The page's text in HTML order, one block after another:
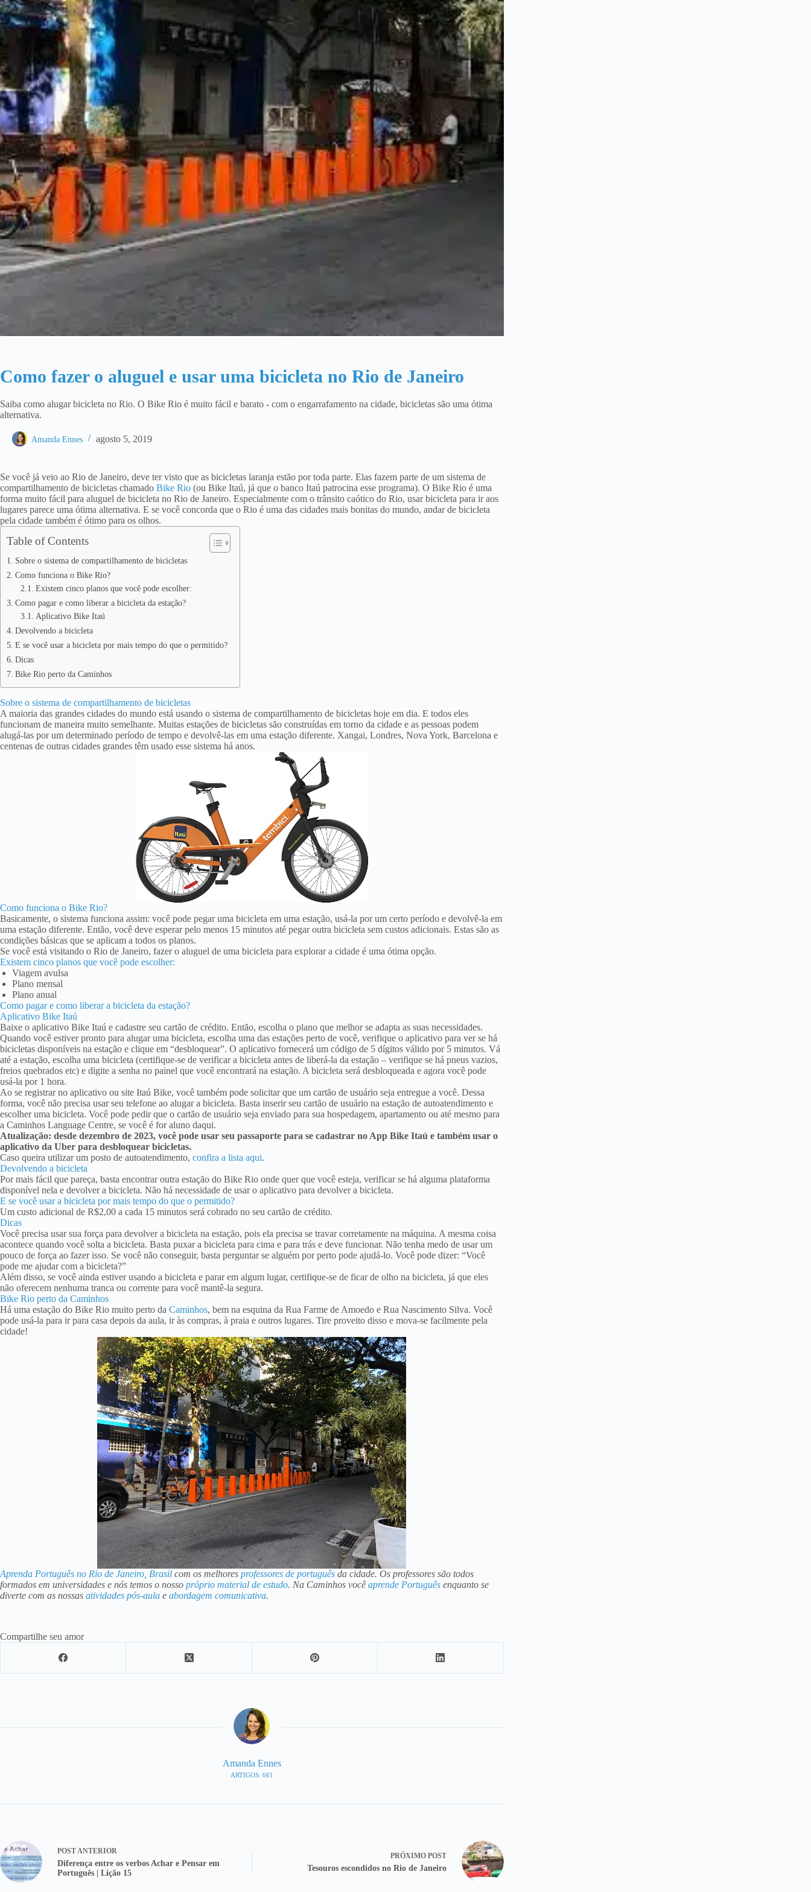
Como fazer o aluguel e usar uma bicicleta no Rio de Janeiro
Saiba como alugar bicicleta no Rio. O Bike Rio é muito fácil e barato - com o engarrafamento na cidade, bicicletas são uma ótima
alternativa.
Amanda Ennes agosto 5, 2019
Se você já veio ao Rio de Janeiro, deve ter visto que as bicicletas laranja estão por toda parte. Elas fazem parte de um sistema de
compartilhamento de bicicletas chamado Bike Rio (ou Bike Itaú, já que o banco Itaú patrocina esse programa). O Bike Rio é uma
forma muito fácil para aluguel de bicicleta no Rio de Janeiro. Especialmente com o trânsito caótico do Rio, usar bicicleta para ir aos
lugares parece uma ótima alternativa. E se você concorda que o Rio é uma das cidades mais bonitas do mundo, andar de bicicleta
pela cidade também é ótimo para os olhos.
Table of Contents
Sobre o sistema de compartilhamento de bicicletas
Como funciona o Bike Rio?
Existem cinco planos que você pode escolher:
Como pagar e como liberar a bicicleta da estação?
Aplicativo Bike Itaú
Devolvendo a bicicleta
E se você usar a bicicleta por mais tempo do que o permitido?
Dicas
Bike Rio perto da Caminhos
Sobre o sistema de compartilhamento de bicicletas
A maioria das grandes cidades do mundo está usando o sistema de compartilhamento de bicicletas hoje em dia. E todos eles
funcionam de maneira muito semelhante. Muitas estações de bicicletas são construídas em torno da cidade e as pessoas podem
alugá-las por um determinado período de tempo e devolvê-las em uma estação diferente. Xangai, Londres, Nova York, Barcelona e
centenas de outras cidades grandes têm usado esse sistema há anos.
Como funciona o Bike Rio?
Basicamente, o sistema funciona assim: você pode pegar uma bicicleta em uma estação, usá-la por um certo período e devolvê-la em
uma estação diferente. Então, você deve esperar pelo menos 15 minutos até pegar outra bicicleta sem custos adicionais. Estas são as
condições básicas que se aplicam a todos os planos.
Se você está visitando o Rio de Janeiro, fazer o aluguel de uma bicicleta para explorar a cidade é uma ótima opção.
Existem cinco planos que você pode escolher:
Viagem avulsa
Plano mensal
Plano anual
Como pagar e como liberar a bicicleta da estação?
Aplicativo Bike Itaú
Baixe o aplicativo Bike Itaú e cadastre seu cartão de crédito. Então, escolha o plano que melhor se adapta as suas necessidades.
Quando você estiver pronto para alugar uma bicicleta, escolha uma das estações perto de você, verifique o aplicativo para ver se há
bicicletas disponíveis na estação e clique em “desbloquear”. O aplicativo fornecerá um código de 5 dígitos válido por 5 minutos. Vá
até a estação, escolha uma bicicleta (certifique-se de verificar a bicicleta antes de liberá-la da estação – verifique se há pneus vazios,
freios quebrados etc) e digite a senha no painel que você encontrará na estação. A bicicleta será desbloqueada e agora você pode
usá-la por 1 hora.
Ao se registrar no aplicativo ou site Itaú Bike, você também pode solicitar que um cartão de usuário seja entregue a você. Dessa
forma, você não precisa usar seu telefone ao alugar a bicicleta. Basta inserir seu cartão de usuário na estação de autoatendimento e
escolher uma bicicleta. Você pode pedir que o cartão de usuário seja enviado para sua hospedagem, apartamento ou até mesmo para
a Caminhos Language Centre, se você é for aluno daqui.
Atualização: desde dezembro de 2023, você pode usar seu passaporte para se cadastrar no App Bike Itaú e também usar o
aplicativo da Uber para desbloquear bicicletas.
Caso queira utilizar um posto de autoatendimento, confira a lista aqui.
Devolvendo a bicicleta
Por mais fácil que pareça, basta encontrar outra estação do Bike Rio onde quer que você esteja, verificar se há alguma plataforma
disponível nela e devolver a bicicleta. Não há necessidade de usar o aplicativo para devolver a bicicleta.
E se você usar a bicicleta por mais tempo do que o permitido?
Um custo adicional de R$2,00 a cada 15 minutos será cobrado no seu cartão de crédito.
Dicas
Você precisa usar sua força para devolver a bicicleta na estação, pois ela precisa se travar corretamente na máquina. A mesma coisa
acontece quando você solta a bicicleta. Basta puxar a bicicleta para cima e para trás e deve funcionar. Não tenha medo de usar um
pouco de força ao fazer isso. Se você não conseguir, basta perguntar se alguém por perto pode ajudá-lo. Você pode dizer: “Você
pode me ajudar com a bicicleta?”
Além disso, se você ainda estiver usando a bicicleta e parar em algum lugar, certifique-se de ficar de olho na bicicleta, já que eles
não oferecem nenhuma tranca ou corrente para você mantê-la segura.
Bike Rio perto da Caminhos
Há uma estação do Bike Rio muito perto da Caminhos, bem na esquina da Rua Farme de Amoedo e Rua Nascimento Silva. Você
pode usá-la para ir para casa depois da aula, ir às compras, à praia e outros lugares. Tire proveito disso e mova-se facilmente pela
cidade!
Aprenda Português no Rio de Janeiro, Brasil com os melhores professores de português da cidade. Os professores são todos
formados em universidades e nós temos o nosso próprio material de estudo. Na Caminhos você aprende Português enquanto se
diverte com as nossas atividades pós-aula e abordagem comunicativa.
Compartilhe seu amor
Amanda Ennes
ARTIGOS: 661
POSTANTERIOR
Diferença entre os verbos Achar e Pensar em
Português | Lição 15
PRÓXIMO POST
Tesouros escondidos no Rio de Janeiro